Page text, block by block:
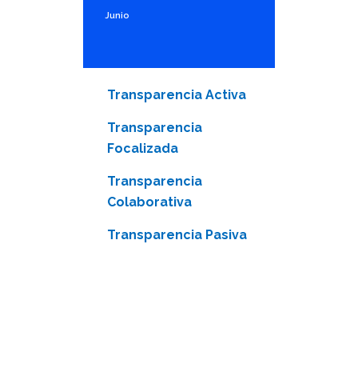
Junio
Transparencia Activa
Transparencia
Focalizada
Transparencia
Colaborativa
Transparencia Pasiva